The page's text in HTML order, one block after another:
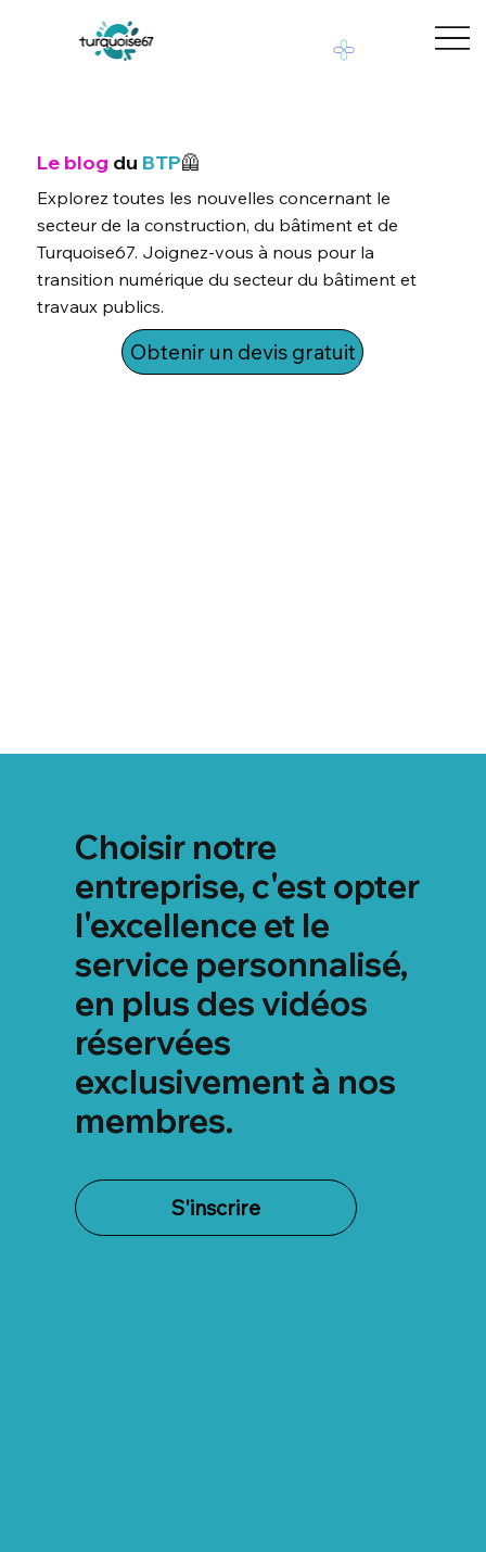
Choisir notre
entreprise, c'est opter
l'excellence et le
service personnalisé,
en plus des vidéos
réservées
exclusivement à nos
membres.
S'inscrire
Le blog du BTP🦺
Explorez toutes les nouvelles concernant le
secteur de la construction, du bâtiment et de
Turquoise67. Joignez-vous à nous pour la
transition numérique du secteur du bâtiment et
travaux publics.
Obtenir un devis gratuit